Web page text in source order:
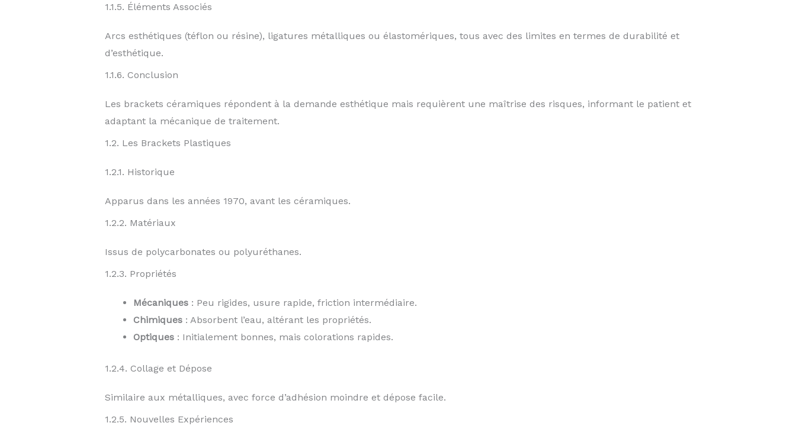
1.1.5. Éléments Associés
Arcs esthétiques (téflon ou résine), ligatures métalliques ou élastomériques, tous avec des limites en termes de durabilité et
d’esthétique.
1.1.6. Conclusion
Les brackets céramiques répondent à la demande esthétique mais requièrent une maîtrise des risques, informant le patient et
adaptant la mécanique de traitement.
1.2. Les Brackets Plastiques
1.2.1. Historique
Apparus dans les années 1970, avant les céramiques.
1.2.2. Matériaux
Issus de polycarbonates ou polyuréthanes.
1.2.3. Propriétés
Mécaniques: Peu rigides, usure rapide, friction intermédiaire.
Chimiques: Absorbent l’eau, altérant les propriétés.
Optiques: Initialement bonnes, mais colorations rapides.
1.2.4. Collage et Dépose
Similaire aux métalliques, avec force d’adhésion moindre et dépose facile.
1.2.5. Nouvelles Expériences